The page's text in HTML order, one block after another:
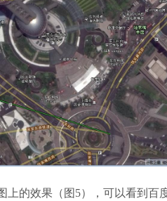
的效果（图5），可以看到百